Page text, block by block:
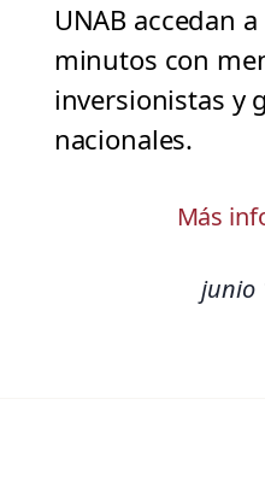
UNAB accedan
minutos con
inversionistas y
nacionales.
Más
junio